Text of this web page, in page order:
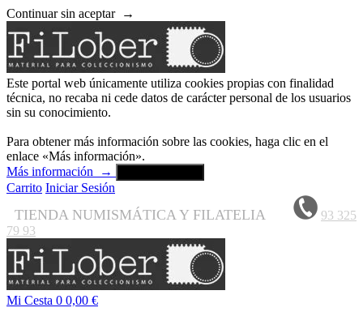
Continuar sin aceptar →
Este portal web únicamente utiliza cookies propias con finalidad
técnica, no recaba ni cede datos de carácter personal de los usuarios
sin su conocimiento.
Para obtener más información sobre las cookies, haga clic en el
enlace «Más información».
Más información
→
Carrito Iniciar Sesión
TIENDA NUMISMÁTICA Y FILATELIA
93 325
79 93
Mi Cesta 0 0,00 €